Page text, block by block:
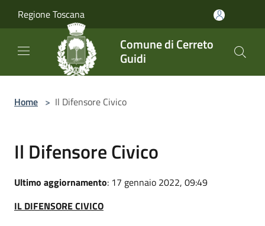
Regione Toscana
Comune di Cerreto
Guidi
Home > Il Difensore Civico
Il Difensore Civico
Ultimo aggiornamento: 17 gennaio 2022, 09:49
IL DIFENSORE CIVICO